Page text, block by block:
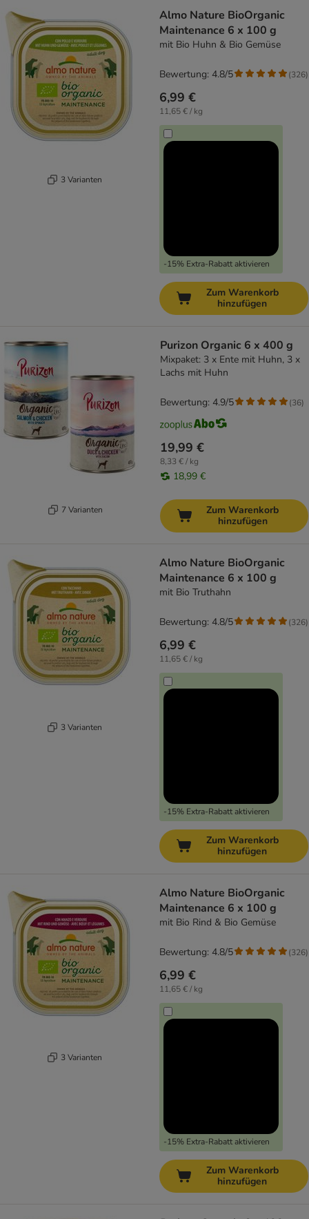
3 Varianten
Almo Nature BioOrganic
Maintenance 6 x 100 g
mit Bio Huhn & Bio Gemüse
6,99 €
11,65 € / kg
-15% Extra-Rabatt aktivieren
Bewertung: 4.8/5 (326)
Zum Warenkorb
hinzufügen
7 Varianten
Purizon Organic 6 x 400 g
Mixpaket: 3 x Ente mit Huhn, 3 x
Lachs mit Huhn
19,99 €
8,33 € / kg
18,99 €
Bewertung: 4.9/5 (36)
Zum Warenkorb
hinzufügen
3 Varianten
Almo Nature BioOrganic
Maintenance 6 x 100 g
mit Bio Truthahn
6,99 €
11,65 € / kg
-15% Extra-Rabatt aktivieren
Bewertung: 4.8/5 (326)
Zum Warenkorb
hinzufügen
3 Varianten
Almo Nature BioOrganic
Maintenance 6 x 100 g
mit Bio Rind & Bio Gemüse
6,99 €
11,65 € / kg
-15% Extra-Rabatt aktivieren
Bewertung: 4.8/5 (326)
Zum Warenkorb
hinzufügen